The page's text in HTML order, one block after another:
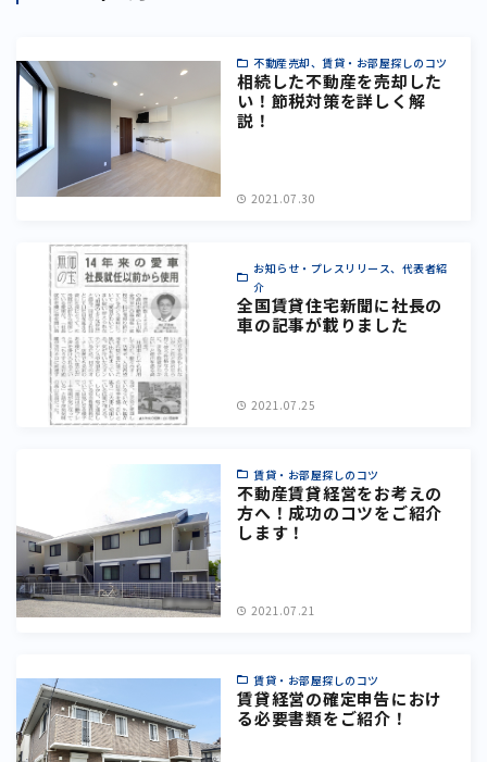
不動産売却、賃貸・お部屋探しのコツ
相続した不動産を売却した
い！節税対策を詳しく解
説！
2021.07.30
お知らせ・プレスリリース、代表者紹
介
全国賃貸住宅新聞に社長の
車の記事が載りました
2021.07.25
賃貸・お部屋探しのコツ
不動産賃貸経営をお考えの
方へ！成功のコツをご紹介
します！
2021.07.21
賃貸・お部屋探しのコツ
賃貸経営の確定申告におけ
る必要書類をご紹介！